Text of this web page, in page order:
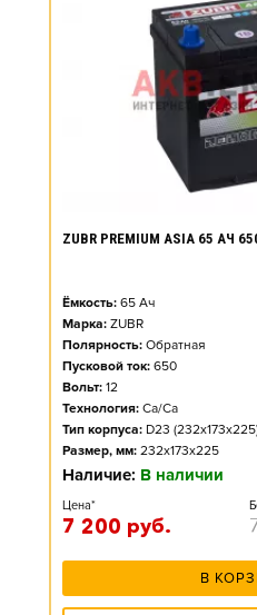
ZUBR PREMIUM ASIA 65 АЧ
Ёмкость: 65 Ач
Марка: ZUBR
Полярность: Обратная
Пусковой ток: 650
Вольт: 12
Технология: Ca/Ca
Тип корпуса: D23
Размер, мм: 232x173x225
Наличие: В наличии
Цена*
7 200 руб.
В